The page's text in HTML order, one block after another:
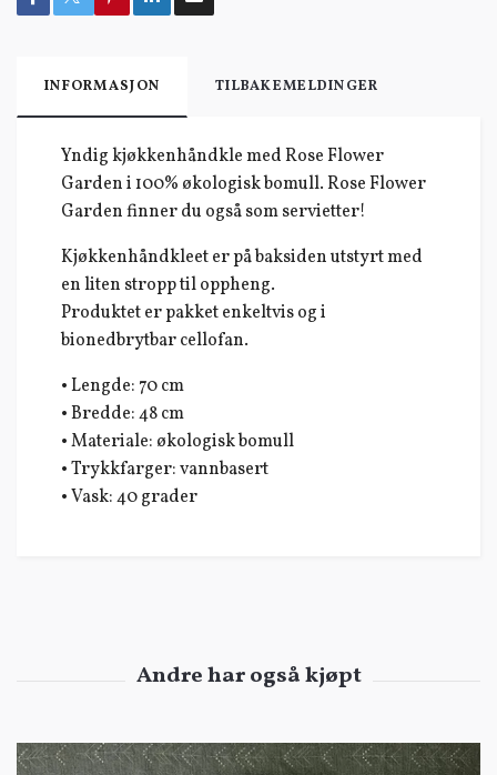
INFORMASJON TILBAKEMELDINGER
Yndig kjøkkenhåndkle med Rose Flower
Garden i 100% økologisk bomull. Rose Flower
Garden finner du også som servietter!
Kjøkkenhåndkleet er på baksiden utstyrt med
en liten stropp til oppheng.
Produktet er pakket enkeltvis og i
bionedbrytbar cellofan.
• Lengde: 70 cm
• Bredde: 48 cm
• Materiale: økologisk bomull
• Trykkfarger: vannbasert
• Vask: 40 grader